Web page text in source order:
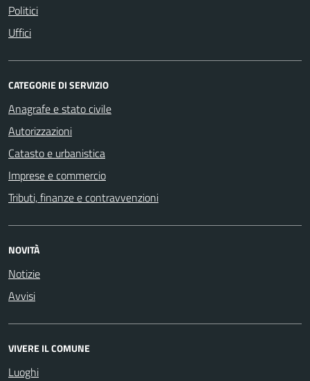
Politici
Uffici
CATEGORIE DI SERVIZIO
Anagrafe e stato civile
Autorizzazioni
Catasto e urbanistica
Imprese e commercio
Tributi, finanze e contravvenzioni
NOVITÀ
Notizie
Avvisi
VIVERE IL COMUNE
Luoghi